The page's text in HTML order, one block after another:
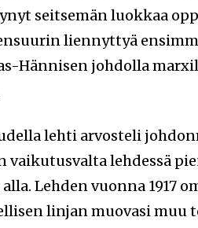
seitsemän luokkaa
liennyttyä
Hännisen johdolla
lehti arvosteli
vaikutusvalta lehdessä
Lehden vuonna 1917
linjan muovasi muu